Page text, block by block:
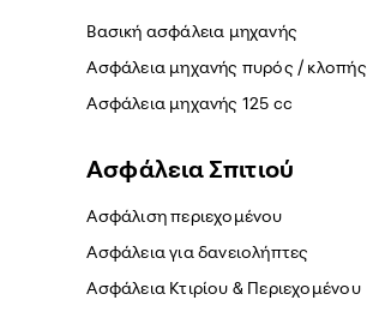
Βασική ασφάλεια μηχανής
Ασφάλεια μηχανής πυρός / κλοπής
Ασφάλεια μηχανής 125 cc
Ασφάλεια Σπιτιού
Ασφάλιση περιεχομένου
Ασφάλεια για δανειολήπτες
Ασφάλεια Κτιρίου & Περιεχομένου